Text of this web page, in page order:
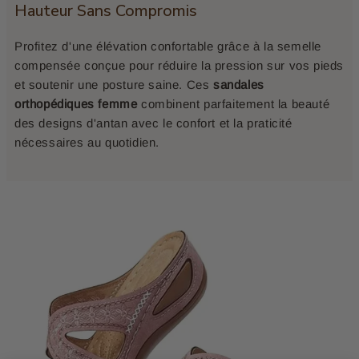
Hauteur Sans Compromis
Profitez d'une élévation confortable grâce à la semelle
compensée conçue pour réduire la pression sur vos pieds
et soutenir une posture saine. Cessandales
orthopédiques femmecombinent parfaitement la beauté
des designs d'antan avec le confort et la praticité
nécessaires au quotidien.